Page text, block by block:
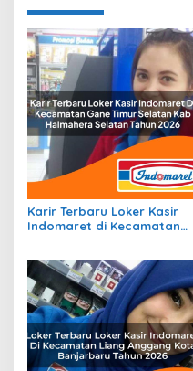
Karir Terbaru Loker Kasir
Indomaret di Kecamatan
2026